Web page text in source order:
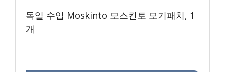
독일 수입 Moskinto 모스킨토 모기패치, 1
개